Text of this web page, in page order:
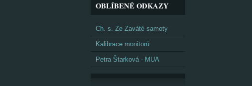
OBLÍBENÉ ODKAZY
Ch. s. Ze Zaváté samoty
Kalibrace monitorů
Petra Štarková - MUA